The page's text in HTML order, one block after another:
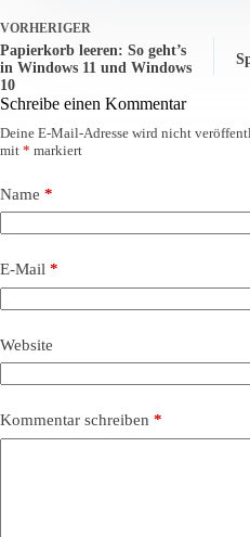
VORHERIGER
Papierkorb leeren: So geht’s
in Windows 11 und Windows
10
Schreibe einen Kommentar
Deine E-Mail-Adresse wird nicht
mit * markiert
Name *
E-Mail *
Website
Kommentar schreiben *